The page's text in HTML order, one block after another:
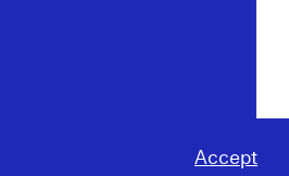
Accept